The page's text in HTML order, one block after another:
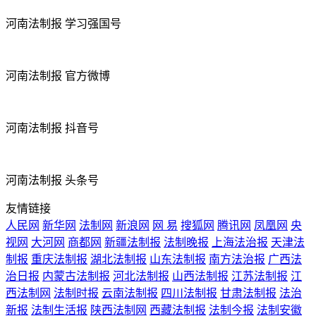
河南法制报 学习强国号
河南法制报 官方微博
河南法制报 抖音号
河南法制报 头条号
友情链接
人民网 新华网 法制网 新浪网 网 易 搜狐网 腾讯网 凤凰网 央
视网 大河网 商都网 新疆法制报 法制晚报 上海法治报 天津法
制报 重庆法制报 湖北法制报 山东法制报 南方法治报 广西法
治日报 内蒙古法制报 河北法制报 山西法制报 江苏法制报 江
西法制网 法制时报 云南法制报 四川法制报 甘肃法制报 法治
新报 法制生活报 陕西法制网 西藏法制报 法制今报 法制安徽